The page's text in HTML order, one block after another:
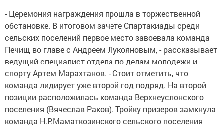
- Церемония награждения прошла в торжественной
обстановке. В итоговом зачете Спартакиады среди
сельских поселений первое место завоевала команда
Печищ во главе с Андреем Лукояновым, - рассказывает
ведущий специалист отдела по делам молодежи и
спорту Артем Марахтанов. - Стоит отметить, что
команда лидирует уже второй год подряд. На второй
позиции расположилась команда Верхнеуслонского
поселения (Вячеслав Раков). Тройку призеров замкнула
команда Н.Р.Маматкозинского сельского поселения